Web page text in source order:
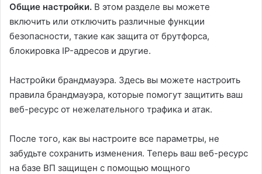
Общие настройки. В этом разделе вы можете
включить или отключить различные функции
безопасности, такие как защита от брутфорса,
блокировка IP-адресов и другие.
Настройки брандмауэра. Здесь вы можете настроить
правила брандмауэра, которые помогут защитить ваш
веб-ресурс от нежелательного трафика и атак.
После того, как вы настроите все параметры, не
забудьте сохранить изменения. Теперь ваш веб-ресурс
на базе ВП защищен с помощью мощного